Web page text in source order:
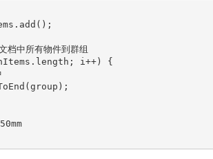
所有物件到群组
i++) {